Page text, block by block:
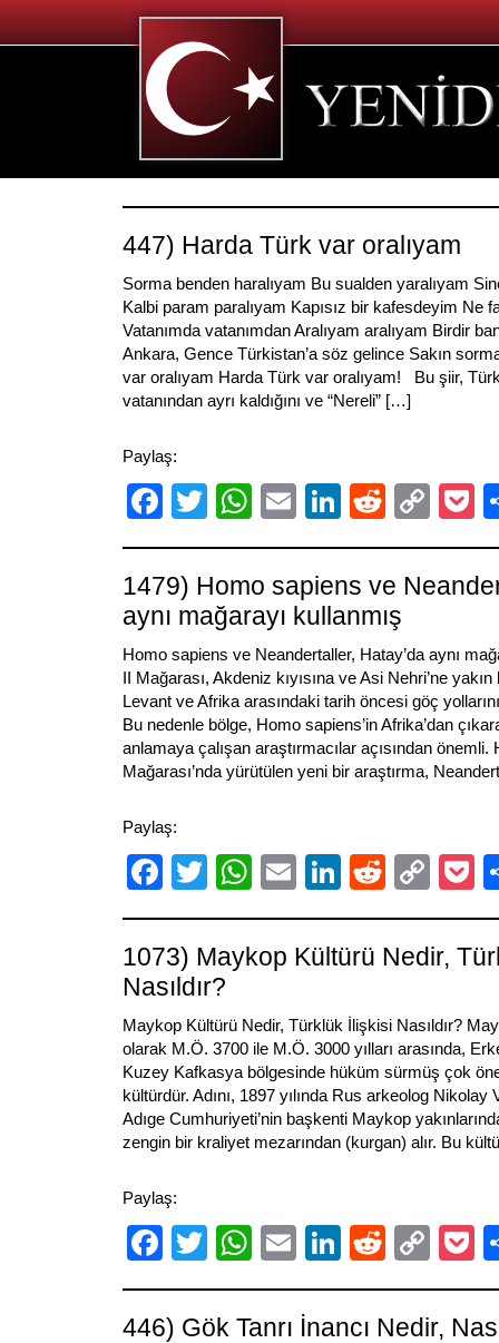
447) Harda Türk var oralıyam
Sorma benden haralıyam Bu sualden yaralıyam
Kalbi param paralıyam Kapısız bir kafesdeyim Ne
Vatanımda vatanımdan Aralıyam aralıyam Birdir
Ankara, Gence Türkistan’a söz gelince Sakın
var oralıyam Harda Türk var oralıyam! Bu şiir,
vatanından ayrı kaldığını ve “Nereli” […]
Paylaş:
Facebook
TwitterWhatsApp
EmailLinkedIn
Reddit
Link
1479) Homo sapiens ve
aynı mağarayı kullanmış
Homo sapiens ve Neandertaller, Hatay’da aynı
II Mağarası, Akdeniz kıyısına ve Asi Nehri’ne
Levant ve Afrika arasındaki tarih öncesi göç
Bu nedenle bölge, Homo sapiens’in Afrika’dan
anlamaya çalışan araştırmacılar açısından önemli.
Mağarası’nda yürütülen yeni bir araştırma,
Paylaş:
Facebook
TwitterWhatsApp
EmailLinkedIn
Reddit
Link
1073) Maykop Kültürü Nedir,
Nasıldır?
Maykop Kültürü Nedir, Türklük İlişkisi Nasıldır?
olarak M.Ö. 3700 ile M.Ö. 3000 yılları arasında,
Kuzey Kafkasya bölgesinde hüküm sürmüş çok
kültürdür. Adını, 1897 yılında Rus arkeolog Nikolay
Adıge Cumhuriyeti’nin başkenti Maykop
zengin bir kraliyet mezarından (kurgan) alır. Bu
Paylaş:
Facebook
TwitterWhatsApp
EmailLinkedIn
Reddit
Link
446) Gök Tanrı İnancı Nedir,